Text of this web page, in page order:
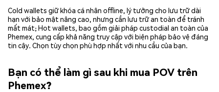
Cold wallets giữ khóa cá nhân offline, lý tưởng cho lưu trữ dài
hạn với bảo mật nâng cao, nhưng cần lưu trữ an toàn để tránh
mất mát; Hot wallets, bao gồm giải pháp custodial an toàn của
Phemex, cung cấp khả năng truy cập với biện pháp bảo vệ đáng
tin cậy. Chọn tùy chọn phù hợp nhất với nhu cầu của bạn.
Bạn có thể làm gì sau khi mua POV trên
Phemex?